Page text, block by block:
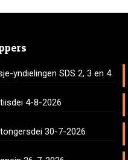
yndielingen SDS 2, 3 en 4.
4-8-2026
30-7-2026